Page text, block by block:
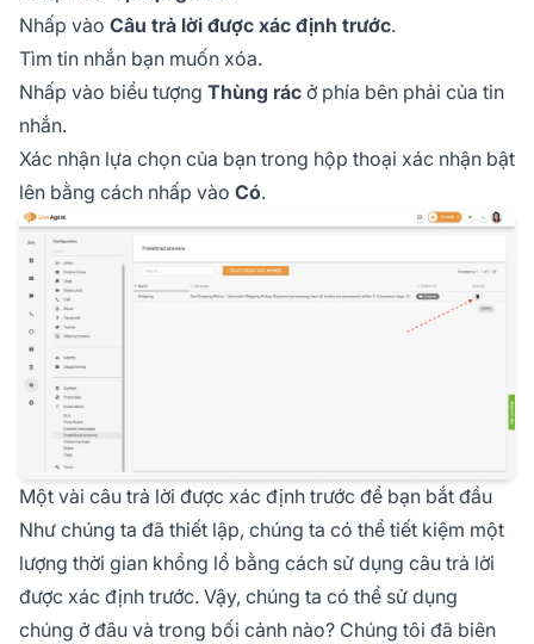
Nhấp vào Câu trả lời được xác định trước.
Tìm tin nhắn bạn muốn xóa.
Nhấp vào biểu tượng Thùng rác ở phía bên phải của tin
nhắn.
Xác nhận lựa chọn của bạn trong hộp thoại xác nhận bật
lên bằng cách nhấp vào Có.
Một vài câu trả lời được xác định trước để bạn bắt đầu
Như chúng ta đã thiết lập, chúng ta có thể tiết kiệm một
lượng thời gian khổng lồ bằng cách sử dụng câu trả lời
được xác định trước. Vậy, chúng ta có thể sử dụng
chúng ở đâu và trong bối cảnh nào? Chúng tôi đã biên